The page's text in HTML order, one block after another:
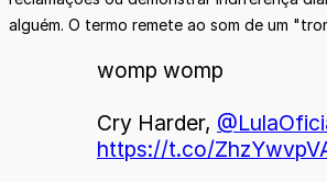
alguém. O termo remete ao som de um
womp womp
Cry Harder,
https://t.co/